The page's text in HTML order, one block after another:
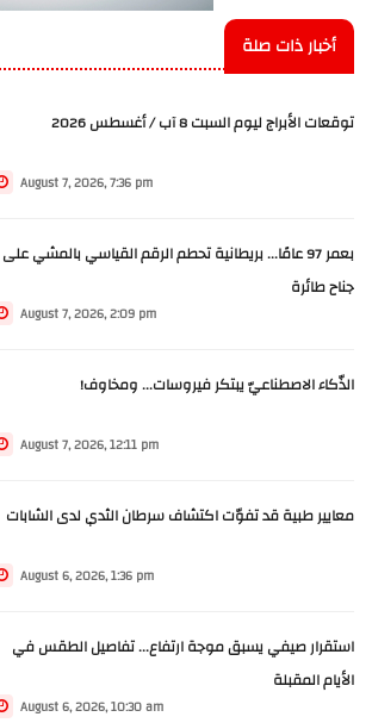
أخبار ذات صلة
توقعات الأبراج ليوم السبت 8 آب / أغسطس 2026
August 7, 2026, 7:36 pm
بعمر 97 عامًا... بريطانية تحطم الرقم القياسي بالمشي على
جناح طائرة
August 7, 2026, 2:09 pm
الذّكاء الاصطناعيّ يبتكر فيروسات... ومخاوف!
August 7, 2026, 12:11 pm
معايير طبية قد تفوّت اكتشاف سرطان الثدي لدى الشابات
August 6, 2026, 1:36 pm
استقرار صيفي يسبق موجة ارتفاع... تفاصيل الطقس في
الأيام المقبلة
August 6, 2026, 10:30 am